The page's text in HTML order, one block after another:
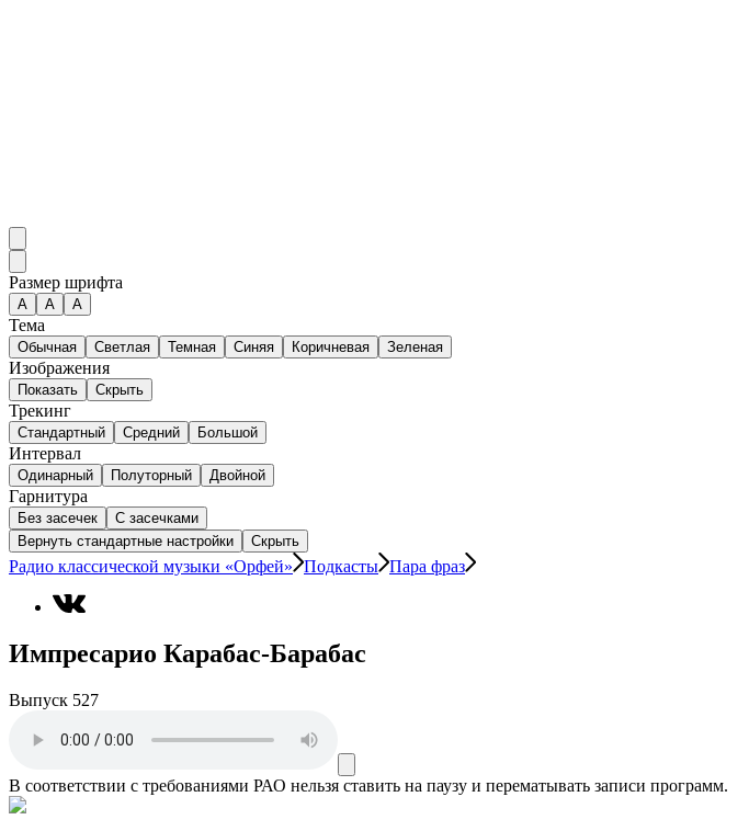
Размер шрифта
А A A
Тема
Обычная Светлая Темная Синяя Коричневая Зеленая
Изображения
Показать Скрыть
Трекинг
Стандартный Средний Большой
Интервал
Одинарный Полуторный Двойной
Гарнитура
Без засечек
С засечками
Вернуть стандартные настройки
Скрыть
Радио классической музыки «Орфей» Подкасты Пара фраз
Импресарио Карабас-Барабас
Выпуск 527
В соответствии с требованиями РАО нельзя ставить на паузу и перематывать записи программ.